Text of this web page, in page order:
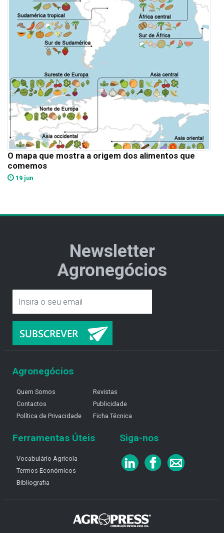
O mapa que mostra a origem dos alimentos que
comemos
19 jun
Newsletter
Agronegócios
Agronegócios
Quem Somos
Contactos
Política de Privacidade
Revistas
Publicidade
Ficha Técnica
Ferramentas Úteis
Vocabulário Agricola
Termos Económicos
Bibliografia
Siga-nos